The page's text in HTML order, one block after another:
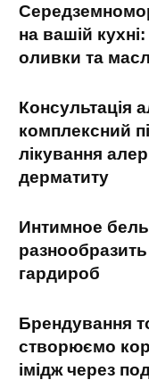
на вашій кухні:
оливки та
Консультація
комплексний
лікування
дерматиту
Интимное
гардироб
Брендування
створюємо
імідж через